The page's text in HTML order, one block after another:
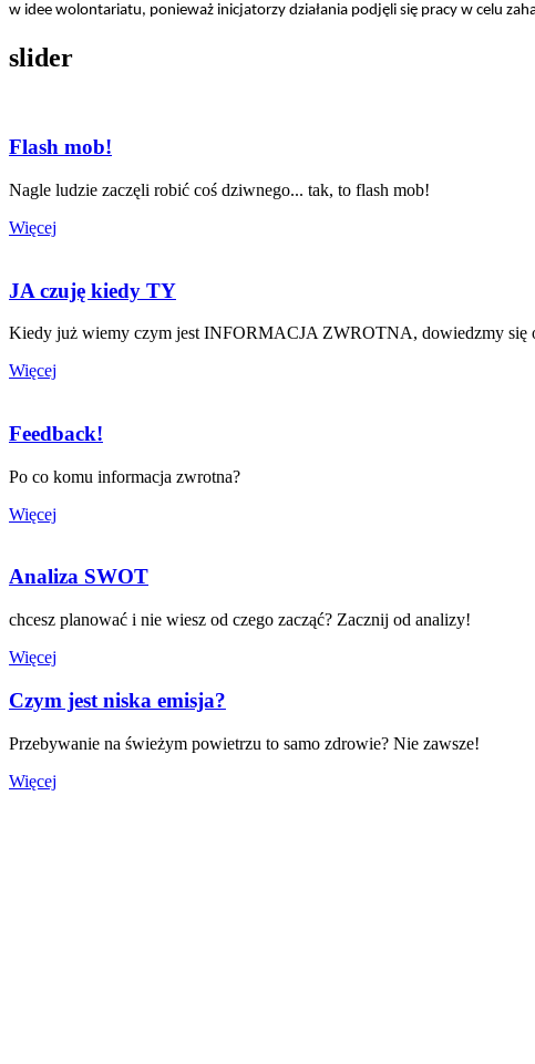
w idee wolontariatu, ponieważ inicjatorzy działania podjęli się pracy w celu
slider
Flash mob!
Nagle ludzie zaczęli robić coś dziwnego... tak, to flash mob!
Więcej
JA czuję kiedy TY
Kiedy już wiemy czym jest INFORMACJA ZWROTNA, dowiedzmy się
Więcej
Feedback!
Po co komu informacja zwrotna?
Więcej
Analiza SWOT
chcesz planować i nie wiesz od czego zacząć? Zacznij od analizy!
Więcej
Czym jest niska emisja?
Przebywanie na świeżym powietrzu to samo zdrowie? Nie zawsze!
Więcej